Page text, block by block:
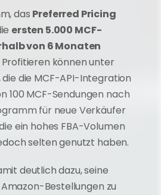
das Preferred Pricing
ersten 5.000 MCF-
von 6 Monaten
Profitieren können unter
die MCF-API-Integration
100 MCF-Sendungen nach
für neue Verkäufer
ein hohes FBA-Volumen
selten genutzt haben.
deutlich dazu, seine
Bestellungen zu